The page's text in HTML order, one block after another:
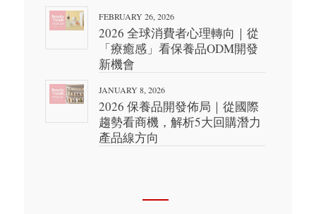
FEBRUARY 26, 2026
2026 全球消費者心理轉向｜從
「療癒感」看保養品ODM開發
新機會
JANUARY 8, 2026
2026 保養品開發佈局｜從國際
趨勢看商機，解析5大回購潛力
產品線方向